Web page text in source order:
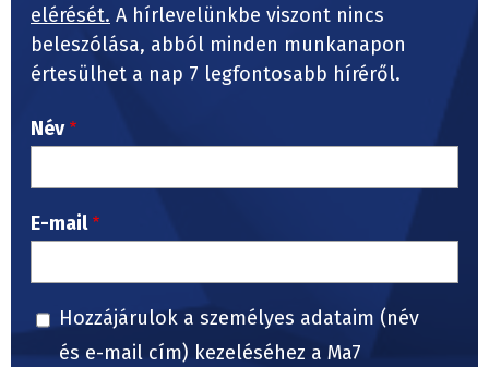
elérését. A hírlevelünkbe viszont nincs
beleszólása, abból minden munkanapon
értesülhet a nap 7 legfontosabb híréről.
Név
E-mail
Hozzájárulok a személyes adataim (név
és e-mail cím) kezeléséhez a Ma7